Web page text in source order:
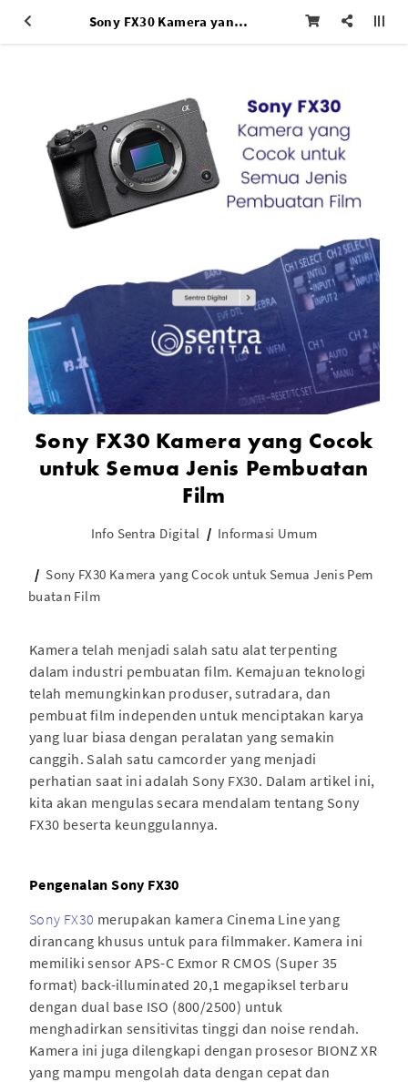
Sony FX30 Kamera yang Cocok untuk Semua Jenis Pembuatan Film
Sony FX30 Kamera yang Cocok
untuk Semua Jenis Pembuatan
Film
Info Sentra Digital Informasi Umum
Sony FX30 Kamera yang Cocok untuk Semua Jenis Pem
buatan Film
Kamera telah menjadi salah satu alat terpenting
dalam industri pembuatan film. Kemajuan teknologi
telah memungkinkan produser, sutradara, dan
pembuat film independen untuk menciptakan karya
yang luar biasa dengan peralatan yang semakin
canggih. Salah satu camcorder yang menjadi
perhatian saat ini adalah Sony FX30. Dalam artikel ini,
kita akan mengulas secara mendalam tentang Sony
FX30 beserta keunggulannya.
Pengenalan Sony FX30
Sony FX30 merupakan kamera Cinema Line yang
dirancang khusus untuk para filmmaker. Kamera ini
memiliki sensor APS-C Exmor R CMOS (Super 35
format) back-illuminated 20,1 megapiksel terbaru
dengan dual base ISO (800/2500) untuk
menghadirkan sensitivitas tinggi dan noise rendah.
Kamera ini juga dilengkapi dengan prosesor BIONZ XR
yang mampu mengolah data dengan cepat dan